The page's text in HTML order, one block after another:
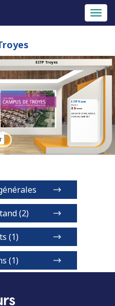
ESTP Troyes
ESTP Troyes
Autres
France
ARCHITECTURE, MODE,
DESIGN, HABITAT
(2)
(1)
Formations (1)
-
et Ingénierie